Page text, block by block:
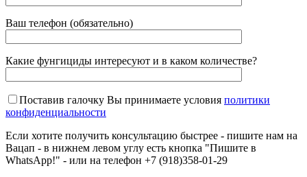
Ваш телефон (обязательно)
Какие фунгициды интересуют и в каком количестве?
Поставив галочку Вы принимаете условия политики
конфиденциальности
Если хотите получить консультацию быстрее - пишите нам на
Вацап - в нижнем левом углу есть кнопка "Пишите в
WhatsApp!" - или на телефон +7 (918)358-01-29